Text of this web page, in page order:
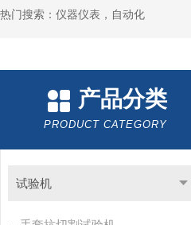
热门搜索：仪器仪表，自动化
产品分类
PRODUCT CATEGORY
试验机